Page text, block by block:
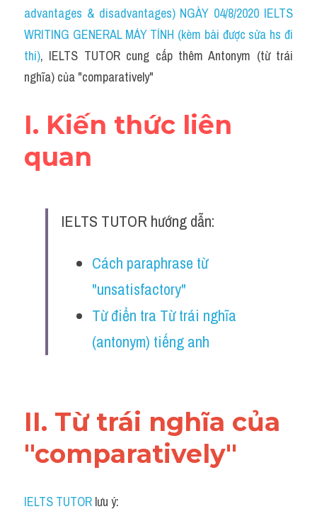
Idiom
Grammar
Collocation
Cách dùng từ
Phân biệt từ
Writing
advantages & disadvantages) NGÀY 04/8/2020 IELTS
WRITING GENERAL MÁY TÍNH (kèm bài được sửa hs đi
thi), IELTS TUTOR cung cấp thêm Antonym (từ trái
nghĩa) của "comparatively"
I. Kiến thức liên
quan
IELTS TUTOR hướng dẫn:
Cách paraphrase từ
"unsatisfactory"
Từ điển tra Từ trái nghĩa
(antonym) tiếng anh
II. Từ trái nghĩa của
"comparatively"
IELTS TUTOR lưu ý:​